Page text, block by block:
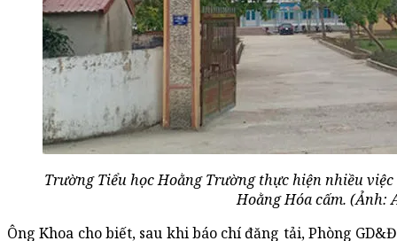
Trường Tiểu học Hoằng Trường thực hiện nhiều
Hoằng Hóa cấm. (Ảnh:
Ông Khoa cho biết, sau khi báo chí đăng tải, Phòng